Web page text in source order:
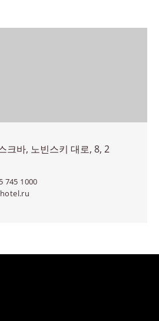
크바, 노빈스키 대로, 8, 2
745 1000